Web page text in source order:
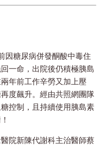
因糖尿病併發酮酸中毒住
一命，出院後仍積極胰島
年前工作辛勞又加上壓
度飆升。經由共照網團隊
控制，且持續使用胰島素
院新陳代謝科主治醫師蔡